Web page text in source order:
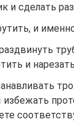
и сделать
и
и